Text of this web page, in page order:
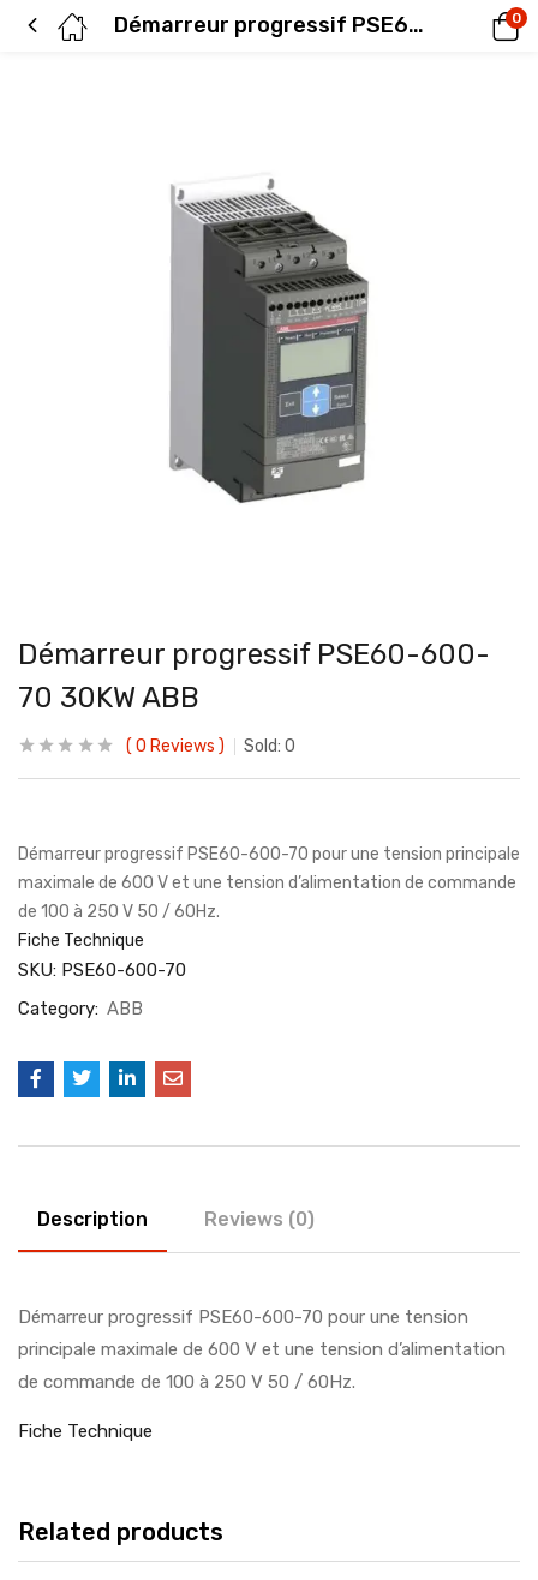
Démarreur progressif PSE60-600-70 30KW ABB 0
Démarreur progressif PSE60-600-
70 30KW ABB
0 Reviews Sold: 0
Démarreur progressif PSE60-600-70 pour une tension principale
maximale de 600 V et une tension d’alimentation de commande
de 100 à 250 V 50 / 60Hz.
Fiche Technique
SKU: PSE60-600-70
Category: ABB
Description Reviews (0)
Démarreur progressif PSE60-600-70 pour une tension
principale maximale de 600 V et une tension d’alimentation
de commande de 100 à 250 V 50 / 60Hz.
Fiche Technique
Related products